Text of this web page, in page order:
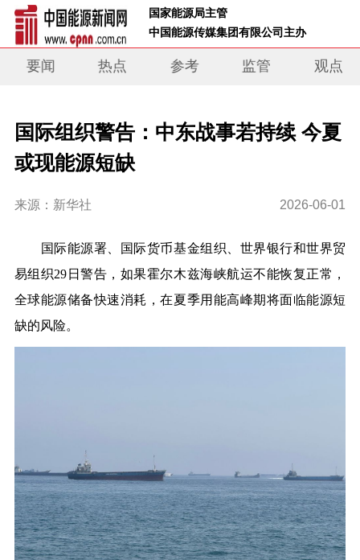
国家能源局主管
中国能源传媒集团有限公司主办
要闻 热点 参考 监管 观点
国际组织警告：中东战事若持续 今夏
或现能源短缺
来源：新华社 2026-06-01
国际能源署、国际货币基金组织、世界银行和世界贸
易组织29日警告，如果霍尔木兹海峡航运不能恢复正常，
全球能源储备快速消耗，在夏季用能高峰期将面临能源短
缺的风险。